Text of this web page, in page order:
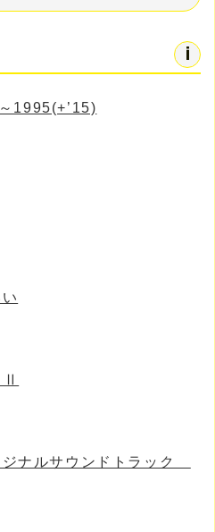
1995(+’15)
Ⅱ
ナルサウンドトラック